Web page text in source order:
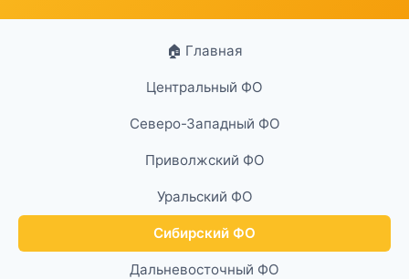
🏠 Главная
Центральный ФО
Северо-Западный ФО
Приволжский ФО
Уральский ФО
Сибирский ФО
Дальневосточный ФО